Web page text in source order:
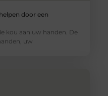
door een
kou aan uw handen. De
uw